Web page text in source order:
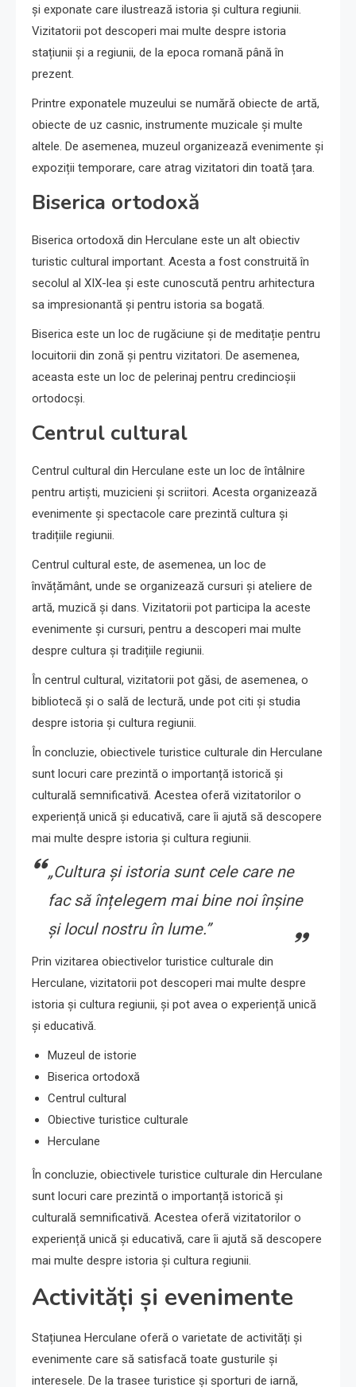
și exponate care ilustrează istoria și cultura regiunii.
Vizitatorii pot descoperi mai multe despre istoria
stațiunii și a regiunii, de la epoca romană până în
prezent.
Printre exponatele muzeului se numără obiecte de artă,
obiecte de uz casnic, instrumente muzicale și multe
altele. De asemenea, muzeul organizează evenimente și
expoziții temporare, care atrag vizitatori din toată țara.
Biserica ortodoxă
Biserica ortodoxă din Herculane este un alt obiectiv
turistic cultural important. Acesta a fost construită în
secolul al XIX-lea și este cunoscută pentru arhitectura
sa impresionantă și pentru istoria sa bogată.
Biserica este un loc de rugăciune și de meditație pentru
locuitorii din zonă și pentru vizitatori. De asemenea,
aceasta este un loc de pelerinaj pentru credincioșii
ortodocși.
Centrul cultural
Centrul cultural din Herculane este un loc de întâlnire
pentru artiști, muzicieni și scriitori. Acesta organizează
evenimente și spectacole care prezintă cultura și
tradițiile regiunii.
Centrul cultural este, de asemenea, un loc de
învățământ, unde se organizează cursuri și ateliere de
artă, muzică și dans. Vizitatorii pot participa la aceste
evenimente și cursuri, pentru a descoperi mai multe
despre cultura și tradițiile regiunii.
În centrul cultural, vizitatorii pot găsi, de asemenea, o
bibliotecă și o sală de lectură, unde pot citi și studia
despre istoria și cultura regiunii.
În concluzie, obiectivele turistice culturale din Herculane
sunt locuri care prezintă o importanță istorică și
culturală semnificativă. Acestea oferă vizitatorilor o
experiență unică și educativă, care îi ajută să descopere
mai multe despre istoria și cultura regiunii.
„Cultura și istoria sunt cele care ne
fac să înțelegem mai bine noi înșine
și locul nostru în lume.”
Prin vizitarea obiectivelor turistice culturale din
Herculane, vizitatorii pot descoperi mai multe despre
istoria și cultura regiunii, și pot avea o experiență unică
și educativă.
Muzeul de istorie
Biserica ortodoxă
Centrul cultural
Obiective turistice culturale
Herculane
În concluzie, obiectivele turistice culturale din Herculane
sunt locuri care prezintă o importanță istorică și
culturală semnificativă. Acestea oferă vizitatorilor o
experiență unică și educativă, care îi ajută să descopere
mai multe despre istoria și cultura regiunii.
Activități și evenimente
Stațiunea Herculane oferă o varietate de activități și
evenimente care să satisfacă toate gusturile și
interesele. De la trasee turistice și sporturi de iarnă,